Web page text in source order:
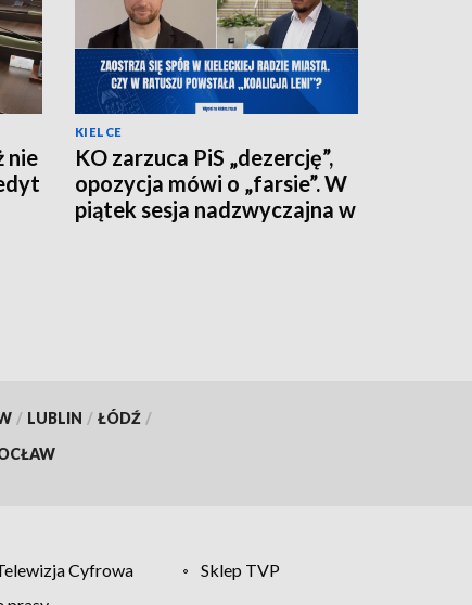
nie
KIELCE
KO zarzuca PiS „dezercję”,
opozycja mówi o „farsie”. W
piątek sesja nadzwyczajna w
/ LUBLIN / ŁÓDŹ /
Cyfrowa
Sklep TVP